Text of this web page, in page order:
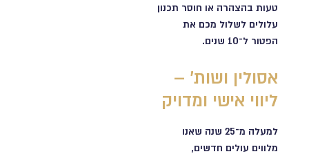
טעות בהצהרה או חוסר תכנון
עלולים לשלול מכם את
הפטור ל־10 שנים.
אסולין ושות' –
ליווי אישי ומדויק
למעלה מ־25 שנה שאנו
מלווים עולים חדשים,